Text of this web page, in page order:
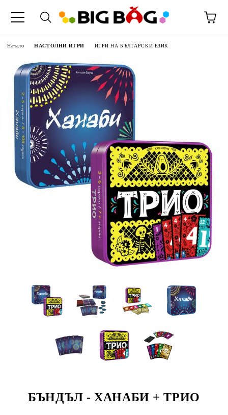
Начало НАСТОЛНИ ИГРИ ИГРИ НА БЪЛГАРСКИ ЕЗИК
БЪНДЪЛ - ХАНАБИ + ТРИО